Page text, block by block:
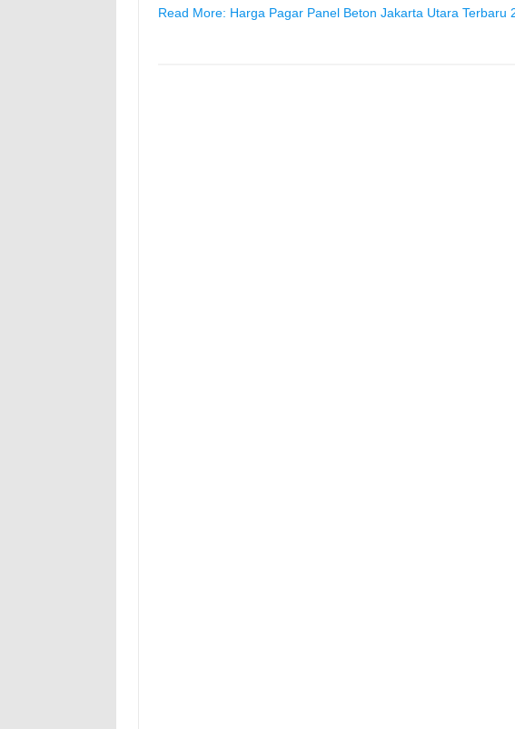
Read More: Harga Pagar Panel Beton Jakarta Utara Terbaru